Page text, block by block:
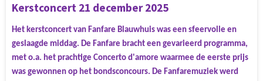
Kerstconcert 21 december 2025
Het kerstconcert van Fanfare Blauwhuis was een sfeervolle en
geslaagde middag. De Fanfare bracht een gevarieerd programma,
met o.a. het prachtige Concerto d'amore waarmee de eerste prijs
was gewonnen op het bondsconcours. De Fanfaremuziek werd